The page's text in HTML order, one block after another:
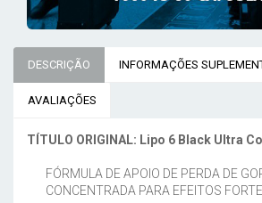
DESCRIÇÃO INFORMAÇÕES
AVALIAÇÕES
TÍTULO ORIGINAL: Lipo 6 Black Ultra
FÓRMULA DE APOIO DE PERDA DE
CONCENTRADA PARA EFEITOS